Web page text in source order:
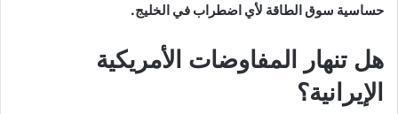
حساسية سوق الطاقة لأي اضطراب في الخليج.
هل تنهار المفاوضات الأمريكية
الإيرانية؟